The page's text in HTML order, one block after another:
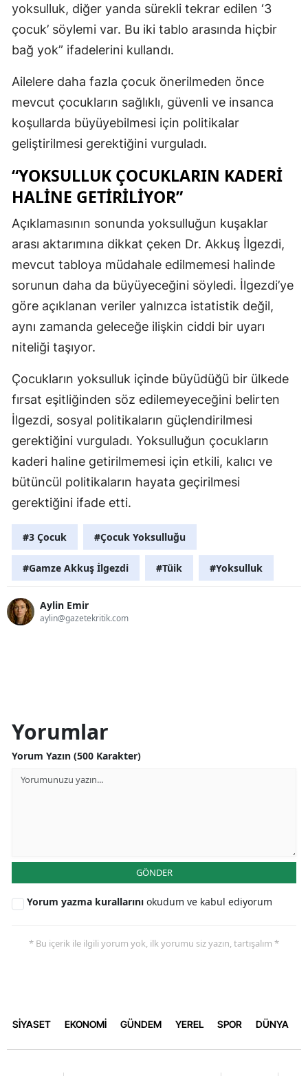
yoksulluk, diğer yanda sürekli tekrar edilen ‘3
çocuk’ söylemi var. Bu iki tablo arasında hiçbir
bağ yok” ifadelerini kullandı.
Ailelere daha fazla çocuk önerilmeden önce
mevcut çocukların sağlıklı, güvenli ve insanca
koşullarda büyüyebilmesi için politikalar
geliştirilmesi gerektiğini vurguladı.
“YOKSULLUK ÇOCUKLARIN KADERI
HALINE GETIRILIYOR”
Açıklamasının sonunda yoksulluğun kuşaklar
arası aktarımına dikkat çeken Dr. Akkuş İlgezdi,
mevcut tabloya müdahale edilmemesi halinde
sorunun daha da büyüyeceğini söyledi. İlgezdi’ye
göre açıklanan veriler yalnızca istatistik değil,
aynı zamanda geleceğe ilişkin ciddi bir uyarı
niteliği taşıyor.
Çocukların yoksulluk içinde büyüdüğü bir ülkede
fırsat eşitliğinden söz edilemeyeceğini belirten
İlgezdi, sosyal politikaların güçlendirilmesi
gerektiğini vurguladı. Yoksulluğun çocukların
kaderi haline getirilmemesi için etkili, kalıcı ve
bütüncül politikaların hayata geçirilmesi
gerektiğini ifade etti.
#3 Çocuk #Çocuk Yoksulluğu
#Gamze Akkuş İlgezdi #Tüik #Yoksulluk
Aylin Emir
aylin@gazetekritik.com
Yorumlar
Yorum Yazın (500 Karakter)
GÖNDER
Yorum yazma kurallarını okudum ve kabul ediyorum
* Bu içerik ile ilgili yorum yok, ilk yorumu siz yazın, tartışalım *
SİYASET EKONOMİ GÜNDEM YEREL SPOR DÜNYA